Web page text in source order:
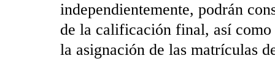
independientemente, podrán
de la calificación final, así como
la asignación de las matrículas